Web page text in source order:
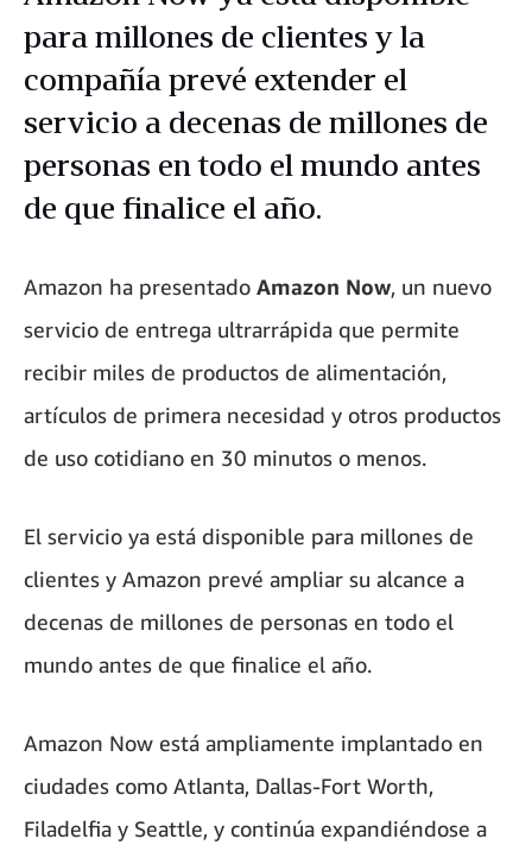
para millones de clientes y la
compañía prevé extender el
servicio a decenas de millones de
personas en todo el mundo antes
de que finalice el año.
Amazon ha presentado Amazon Now, un nuevo
servicio de entrega ultrarrápida que permite
recibir miles de productos de alimentación,
artículos de primera necesidad y otros productos
de uso cotidiano en 30 minutos o menos.
El servicio ya está disponible para millones de
clientes y Amazon prevé ampliar su alcance a
decenas de millones de personas en todo el
mundo antes de que finalice el año.
Amazon Now está ampliamente implantado en
ciudades como Atlanta, Dallas-Fort Worth,
Filadelfia y Seattle, y continúa expandiéndose a